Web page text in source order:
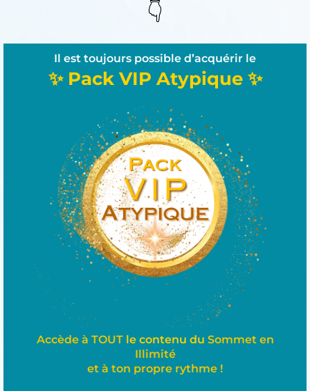
👇
Il est toujours possible d’acquérir le
✨ Pack VIP Atypique ✨
Accède à TOUTle contenu du Sommet en
Illimité
et à ton propre rythme !